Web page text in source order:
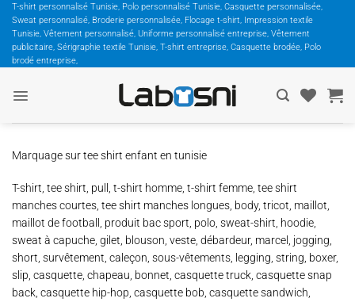
Passer
contenu
T-shirt personnalisé Tunisie, Polo personnalisé Tunisie, Casquette personnalisée,
Sweat personnalisé, Broderie personnalisée, Flocage t-shirt, Impression textile
Tunisie, Vêtement personnalisé, Uniforme personnalisé entreprise, Vêtement
publicitaire, Sérigraphie textile Tunisie, T-shirt entreprise, Casquette brodée, Polo
brodé entreprise,
Marquage sur tee shirt enfant en tunisie
T-shirt, tee shirt, pull, t-shirt homme, t-shirt femme, tee shirt
manches courtes, tee shirt manches longues, body, tricot, maillot,
maillot de football, produit bac sport, polo, sweat-shirt, hoodie,
sweat à capuche, gilet, blouson, veste, débardeur, marcel, jogging,
short, survêtement, caleçon, sous-vêtements, legging, string, boxer,
slip, casquette, chapeau, bonnet, casquette truck, casquette snap
back, casquette hip-hop, casquette bob, casquette sandwich,